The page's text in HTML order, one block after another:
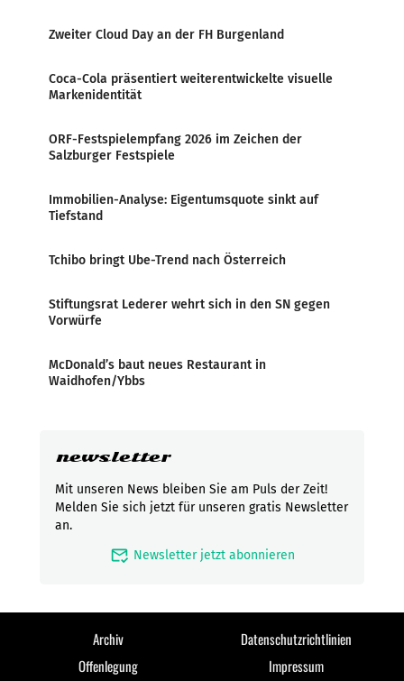
Zweiter Cloud Day an der FH Burgenland
Coca-Cola präsentiert weiterentwickelte visuelle
Markenidentität
ORF-Festspielempfang 2026 im Zeichen der
Salzburger Festspiele
Immobilien-Analyse: Eigentumsquote sinkt auf
Tiefstand
Tchibo bringt Ube-Trend nach Österreich
Stiftungsrat Lederer wehrt sich in den SN gegen
Vorwürfe
McDonald’s baut neues Restaurant in
Waidhofen/Ybbs
newsletter
Mit unseren News bleiben Sie am Puls der Zeit!
Melden Sie sich jetzt für unseren gratis Newsletter
an.
mark_email_read Newsletter jetzt abonnieren
Archiv
Datenschutzrichtlinien
Offenlegung
Impressum